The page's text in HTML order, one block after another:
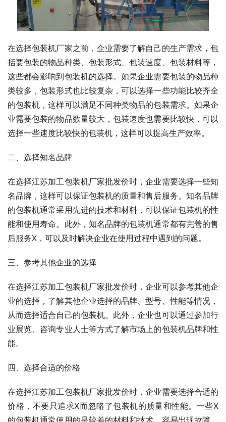
在选择包装机厂家之前，企业需要了解自己的生产需求，包
括要包装的物品种类、包装形式、包装速度、包装材料等，
这些都会影响到包装机的选择。如果企业需要包装的物品种
类较多，包装形式也比较复杂，可以选择一些功能比较齐全
的包装机，这样可以满足不同种类物品的包装需求。如果企
业需要包装的物品数量较大，包装速度也需要比较快，可以
选择一些速度比较快的包装机，这样可以提高生产效率。
二、选择知名品牌
在选择江苏加工包装机厂家批发价时，企业需要选择一些知
名品牌，这样可以保证包装机的质量和售后服务。知名品牌
的包装机通常采用先进的技术和材料，可以保证包装机的性
能和使用寿命。此外，知名品牌的包装机通常都有完善的售
后服务X，可以及时解决企业在使用过程中遇到的问题。
三、参考其他企业的选择
在选择江苏加工包装机厂家批发价时，企业可以参考其他企
业的选择，了解其他企业选择的品牌、型号、性能等情况，
从而选择适合自己的包装机。此外，企业也可以通过参加行
业展览、咨询专业人士等方式了解市场上的包装机品牌和性
能。
四、选择合适的价格
在选择江苏加工包装机厂家批发价时，企业需要选择合适的
价格，不要只追求X而忽略了包装机的质量和性能。一些X
的包装机通常使用的是较差的材料和技术，容易出现故障，